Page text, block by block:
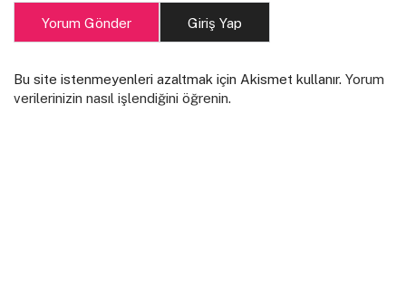
Yorum Gönder Giriş Yap
Bu site istenmeyenleri azaltmak için Akismet kullanır. Yorum
verilerinizin nasıl işlendiğini öğrenin.